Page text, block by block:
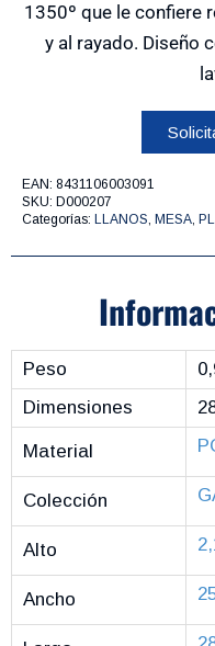
1350º que le confiere
y al rayado. Diseño
EAN: 8431106003091
SKU: D000207
Categorías: LLANOS, MESA,
Peso
Dimensiones
Material
Colección
Alto
Ancho